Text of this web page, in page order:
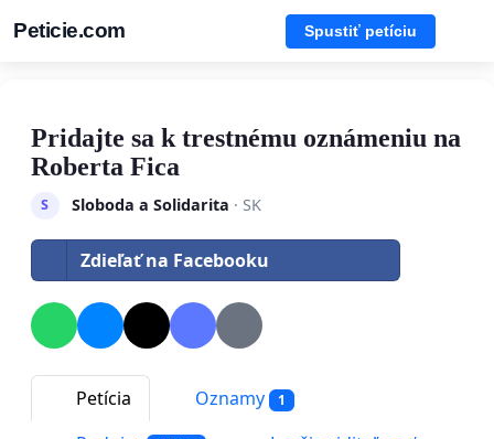
Peticie.com Spustiť petíciu
Pridajte sa k trestnému oznámeniu na
Roberta Fica
S Sloboda a Solidarita · SK
Zdieľať na Facebooku
Petícia Oznamy 1